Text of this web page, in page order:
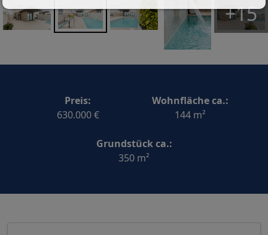
+15
Preis:
630.000 €
Wohnfläche ca.:
144 m²
Grundstück ca.:
350 m²